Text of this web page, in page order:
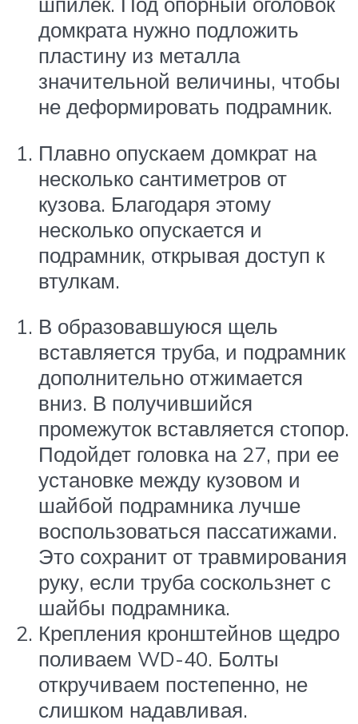
домкрата нужно подложить
пластину из металла
значительной величины, чтобы
не деформировать подрамник.
Плавно опускаем домкрат на
несколько сантиметров от
кузова. Благодаря этому
несколько опускается и
подрамник, открывая доступ к
втулкам.
В образовавшуюся щель
вставляется труба, и подрамник
дополнительно отжимается
вниз. В получившийся
промежуток вставляется стопор.
Подойдет головка на 27, при ее
установке между кузовом и
шайбой подрамника лучше
воспользоваться пассатижами.
Это сохранит от травмирования
руку, если труба соскользнет с
шайбы подрамника.
Крепления кронштейнов щедро
поливаем WD-40. Болты
откручиваем постепенно, не
слишком надавливая.